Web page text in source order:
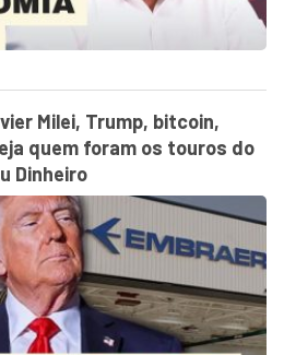
Milei, Trump, bitcoin,
quem foram os touros do
Dinheiro